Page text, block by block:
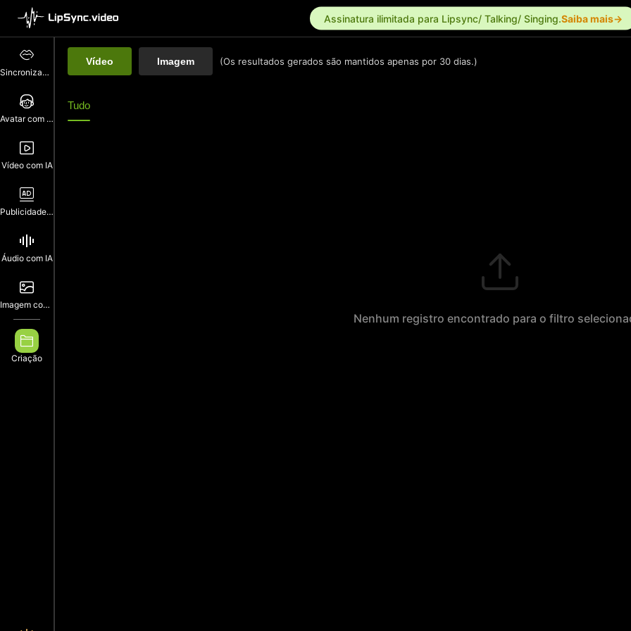
Assinatura ilimitada para Lipsync/ Talking/ Singing.Saiba mais→
Sincronização Labial
Avatar com IA
Vídeo com IA
Publicidade com IA
Áudio com IA
Imagem com IA
Criação
Vídeo Imagem (Os resultados gerados são mantidos apenas por 30 dias.)
Tudo
Nenhum registro encontrado para o filtro